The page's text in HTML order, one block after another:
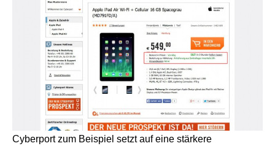
Cyberport zum Beispiel setzt auf eine stärkere